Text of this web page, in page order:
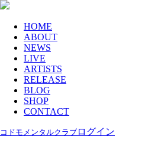
HOME
ABOUT
NEWS
LIVE
ARTISTS
RELEASE
BLOG
SHOP
CONTACT
コドモメンタルクラブ ログイン